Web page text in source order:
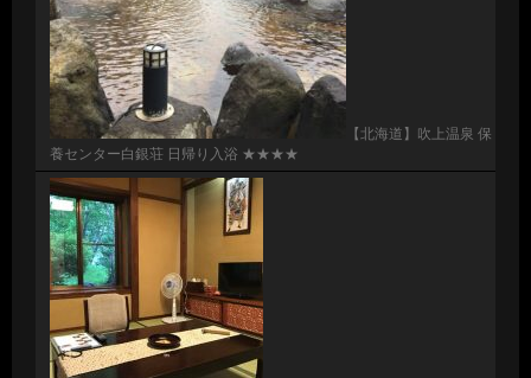
【北海道】吹上温泉 保
養センター白銀荘 日帰り入浴 ★★★★